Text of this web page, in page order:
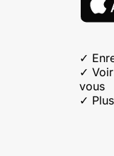
✓
✓
vous
✓